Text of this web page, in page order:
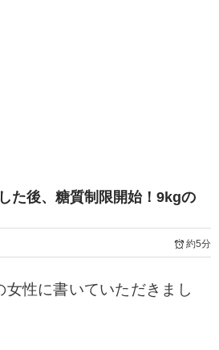
た後、糖質制限開始！9kgの
約5分
女性に書いていただきまし